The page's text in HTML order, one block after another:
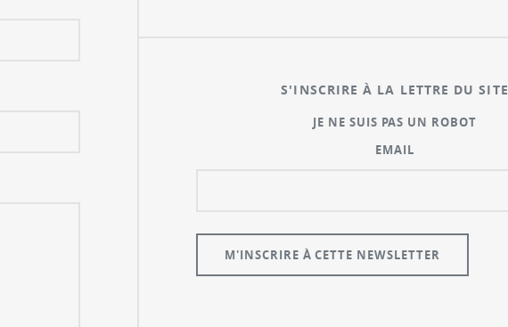
S'INSCRIRE À LA LETTRE DU SITE
JE NE SUIS PAS UN ROBOT
EMAIL